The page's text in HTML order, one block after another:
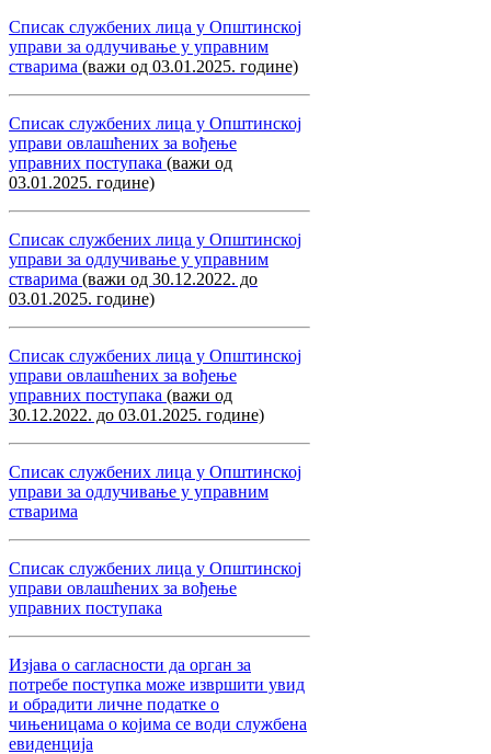
Списак службених лица у Општинској
управи за одлучивање у управним
стварима (важи од 03.01.2025. године)
Списак службених лица у Општинској
управи овлашћених за вођење
управних поступака (важи од
03.01.2025. године)
Списак службених лица у Општинској
управи за одлучивање у управним
стварима (важи од 30.12.2022. до
03.01.2025. године)
Списак службених лица у Општинској
управи овлашћених за вођење
управних поступака (важи од
30.12.2022. до 03.01.2025. године)
Списак службених лица у Општинској
управи за одлучивање у управним
стварима
Списак службених лица у Општинској
управи овлашћених за вођење
управних поступака
Изјава о сагласности да орган за
потребе поступка може извршити увид
и обрадити личне податке о
чињеницама о којима се води службена
евиденција